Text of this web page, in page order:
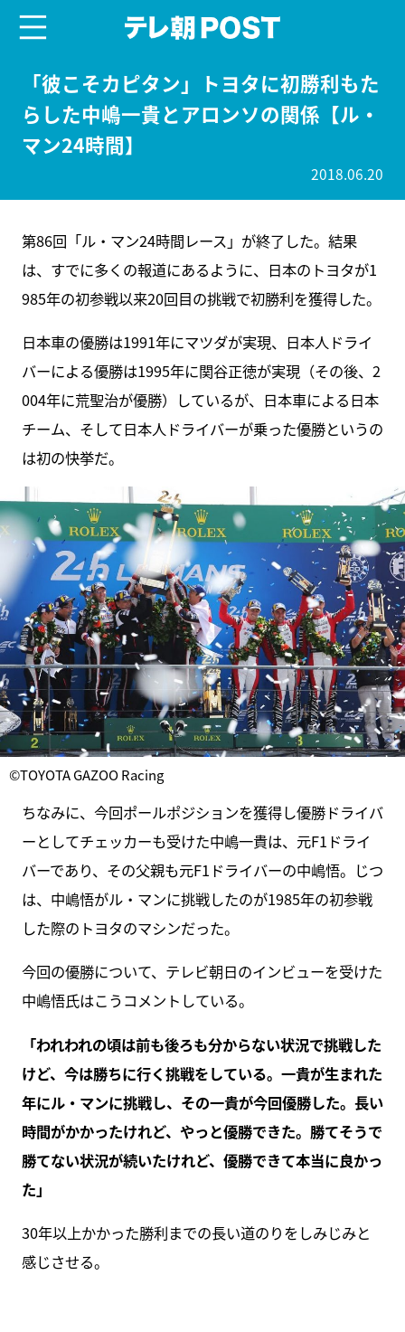
「彼こそカピタン」トヨタに初勝利もた
らした中嶋一貴とアロンソの関係【ル・
マン24時間】
2018.06.20
第86回「ル・マン24時間レース」が終了した。結果
は、すでに多くの報道にあるように、日本のトヨタが1
985年の初参戦以来20回目の挑戦で初勝利を獲得した。
日本車の優勝は1991年にマツダが実現、日本人ドライ
バーによる優勝は1995年に関谷正徳が実現（その後、2
004年に荒聖治が優勝）しているが、日本車による日本
チーム、そして日本人ドライバーが乗った優勝というの
は初の快挙だ。
©TOYOTA GAZOO Racing
ちなみに、今回ポールポジションを獲得し優勝ドライバ
ーとしてチェッカーも受けた中嶋一貴は、元F1ドライ
バーであり、その父親も元F1ドライバーの中嶋悟。じつ
は、中嶋悟がル・マンに挑戦したのが1985年の初参戦
した際のトヨタのマシンだった。
今回の優勝について、テレビ朝日のインビューを受けた
中嶋悟氏はこうコメントしている。
「われわれの頃は前も後ろも分からない状況で挑戦した
けど、今は勝ちに行く挑戦をしている。一貴が生まれた
年にル・マンに挑戦し、その一貴が今回優勝した。長い
時間がかかったけれど、やっと優勝できた。勝てそうで
勝てない状況が続いたけれど、優勝できて本当に良かっ
た」
30年以上かかった勝利までの長い道のりをしみじみと
感じさせる。